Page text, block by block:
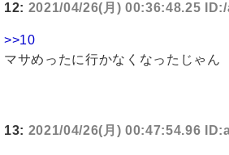
12: 2021/04/26(月) 00:36:48.25
>>10
マサめったに行かなくなったじゃん
13: 2021/04/26(月) 00:47:54.96